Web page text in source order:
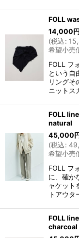
FOLL
14,000円
(税込:
希望小売
FOLL フ
という自
リングそ
ニットス
FOLL
natural
45,000
(税込:
希望小売
FOLL フ
に、確か
ャケット
トアウ
FOLL
charcoal